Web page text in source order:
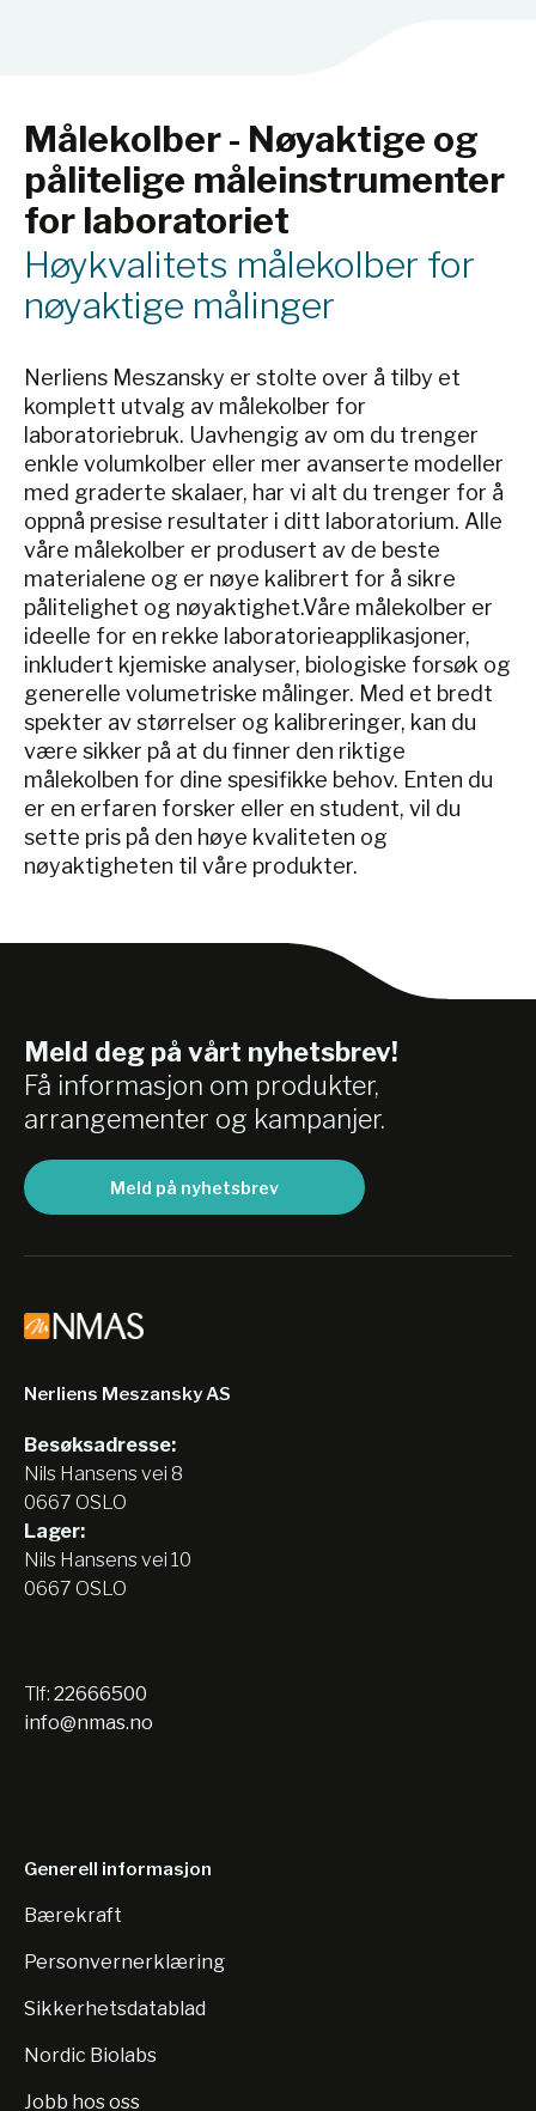
Målekolber - Nøyaktige og
pålitelige måleinstrumenter
for laboratoriet
Høykvalitets målekolber for
nøyaktige målinger
Nerliens Meszansky er stolte over å tilby et
komplett utvalg av målekolber for
laboratoriebruk. Uavhengig av om du trenger
enkle volumkolber eller mer avanserte modeller
med graderte skalaer, har vi alt du trenger for å
oppnå presise resultater i ditt laboratorium. Alle
våre målekolber er produsert av de beste
materialene og er nøye kalibrert for å sikre
pålitelighet og nøyaktighet.Våre målekolber er
ideelle for en rekke laboratorieapplikasjoner,
inkludert kjemiske analyser, biologiske forsøk og
generelle volumetriske målinger. Med et bredt
spekter av størrelser og kalibreringer, kan du
være sikker på at du finner den riktige
målekolben for dine spesifikke behov. Enten du
er en erfaren forsker eller en student, vil du
sette pris på den høye kvaliteten og
nøyaktigheten til våre produkter.
Meld deg på vårt nyhetsbrev!
Få informasjon om produkter,
arrangementer og kampanjer.
Meld på nyhetsbrev
Nerliens Meszansky AS
Besøksadresse:
Nils Hansens vei 8
0667 OSLO
Lager:
Nils Hansens vei 10
0667 OSLO
Tlf: 22666500
info@nmas.no
Generell informasjon
Bærekraft
Personvernerklæring
Sikkerhetsdatablad
Nordic Biolabs
Jobb hos oss